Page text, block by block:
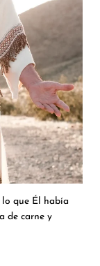
lo que Él había
de carne y